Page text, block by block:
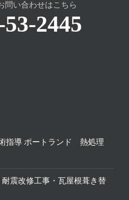
問い合わせはこちら
2445
指導 ポートランド 熱処理
震改修工事・瓦屋根葺き替